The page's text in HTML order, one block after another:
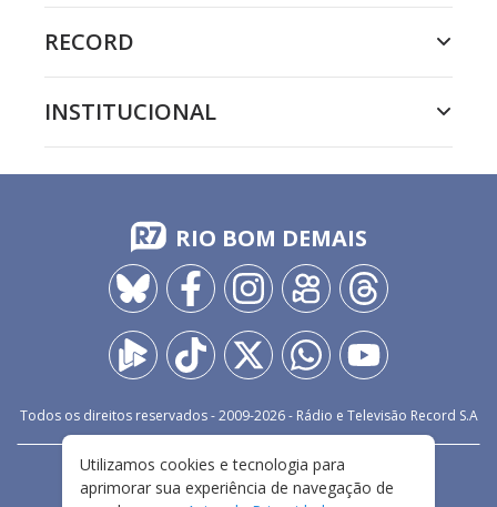
RECORD
INSTITUCIONAL
RIO BOM DEMAIS
Todos os direitos reservados - 2009-2026- Rádio e Televisão Record S.A
FALE CONOSCO
PRIVACIDADE
Utilizamos cookies e tecnologia para
aprimorar sua experiência de navegação de